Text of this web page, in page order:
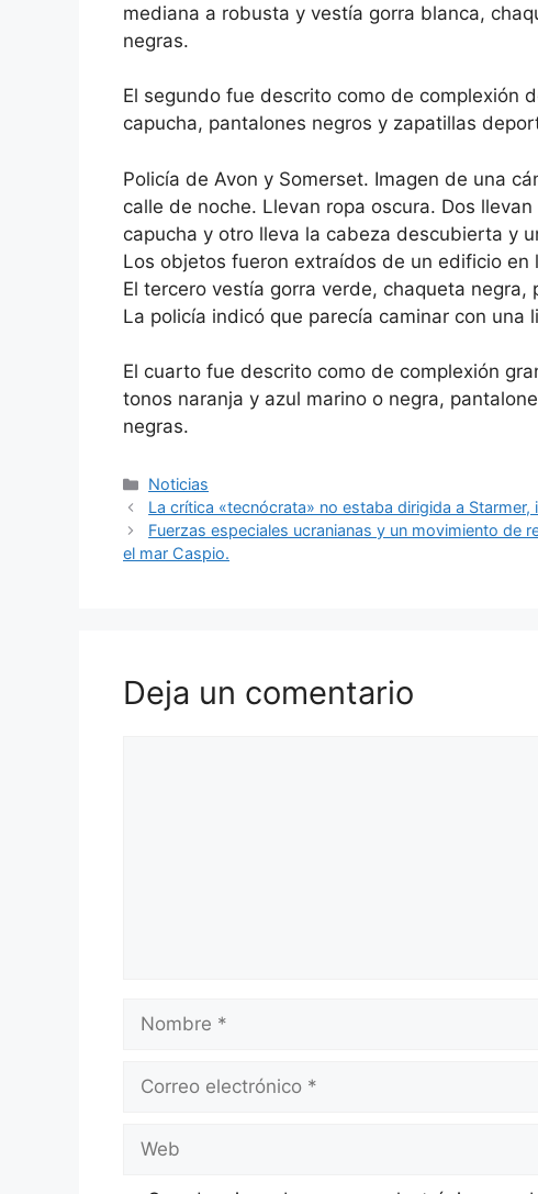
mediana a robusta y vestía gorra blanca,
negras.
El segundo fue descrito como de complexión
capucha, pantalones negros y zapatillas
Policía de Avon y Somerset. Imagen de una
calle de noche. Llevan ropa oscura. Dos
capucha y otro lleva la cabeza descubierta y
Los objetos fueron extraídos de un edificio en
El tercero vestía gorra verde, chaqueta
La policía indicó que parecía caminar con una
El cuarto fue descrito como de complexión
tonos naranja y azul marino o negra,
negras.
Categorías
Noticias
La crítica «tecnócrata» no estaba dirigida a Starmer,
Fuerzas especiales ucranianas y un movimiento de
el mar Caspio.
Deja un comentario
Nombre
Correo
Web